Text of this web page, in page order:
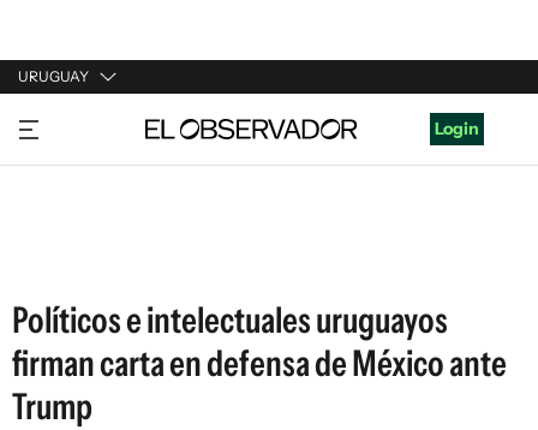
URUGUAY
URUGUAY
ARGENTINA
Login
Políticos e intelectuales uruguayos
firman carta en defensa de México ante
Trump